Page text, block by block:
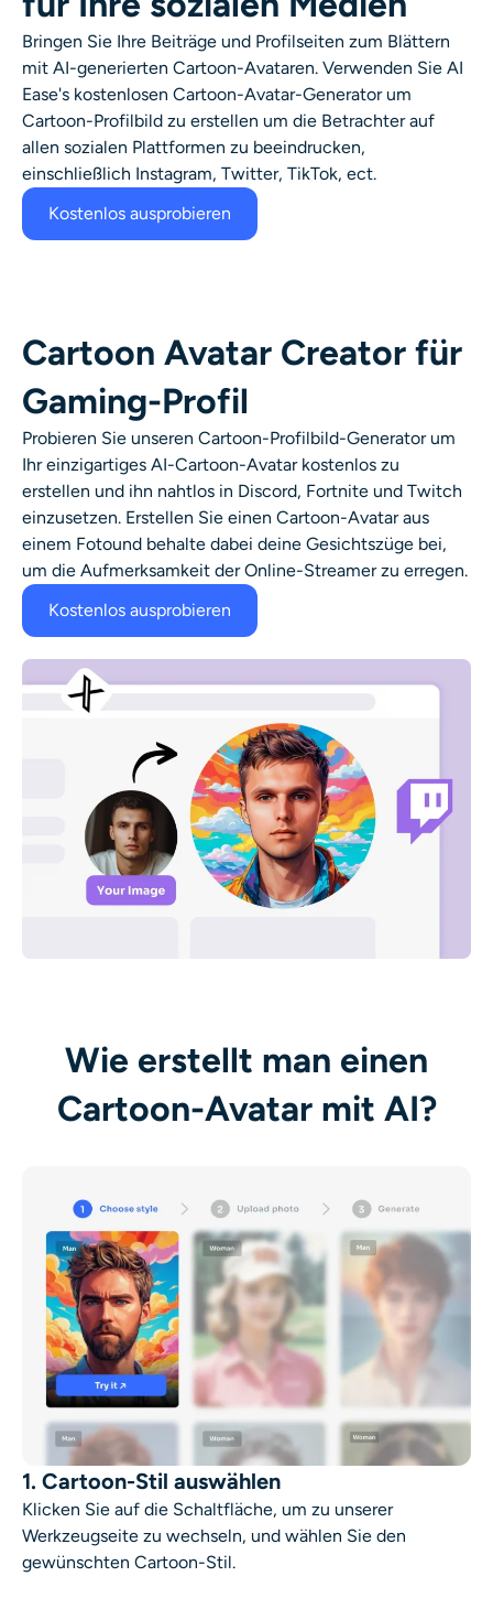
Bringen Sie Ihre Beiträge und Profilseiten zum Blättern
mit AI-generierten Cartoon-Avataren. Verwenden Sie AI
Ease's kostenlosen Cartoon-Avatar-Generatorum
Cartoon-Profilbild zu erstellen um die Betrachter auf
allen sozialen Plattformen zu beeindrucken,
einschließlich Instagram, Twitter, TikTok, ect.
Kostenlos ausprobieren
Cartoon Avatar Creator für
Gaming-Profil
Probieren Sie unseren Cartoon-Profilbild-Generatorum
Ihr einzigartiges AI-Cartoon-Avatarkostenlos zu
erstellen und ihn nahtlos in Discord, Fortnite und Twitch
einzusetzen. Erstellen Sie einen Cartoon-Avatar aus
einem Fotound behalte dabei deine Gesichtszüge bei,
um die Aufmerksamkeit der Online-Streamer zu erregen.
Kostenlos ausprobieren
Wie erstellt man einen
Cartoon-Avatar mit AI?
1. Cartoon-Stil auswählen
Klicken Sie auf die Schaltfläche, um zu unserer
Werkzeugseite zu wechseln, und wählen Sie den
gewünschten Cartoon-Stil.